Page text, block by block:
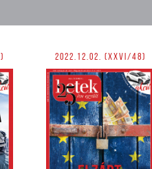
2022.12.02. (XXVI/48)